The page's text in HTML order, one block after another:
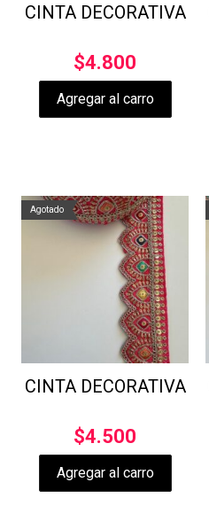
CINTA DECORATIVA
$4.800
Agregar al carro
Agotado
CINTA DECORATIVA
$4.500
Agregar al carro